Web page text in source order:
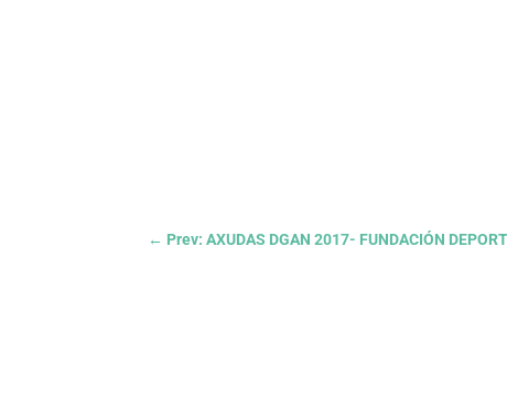
← Prev: AXUDAS DGAN 2017- FUNDACIÓN